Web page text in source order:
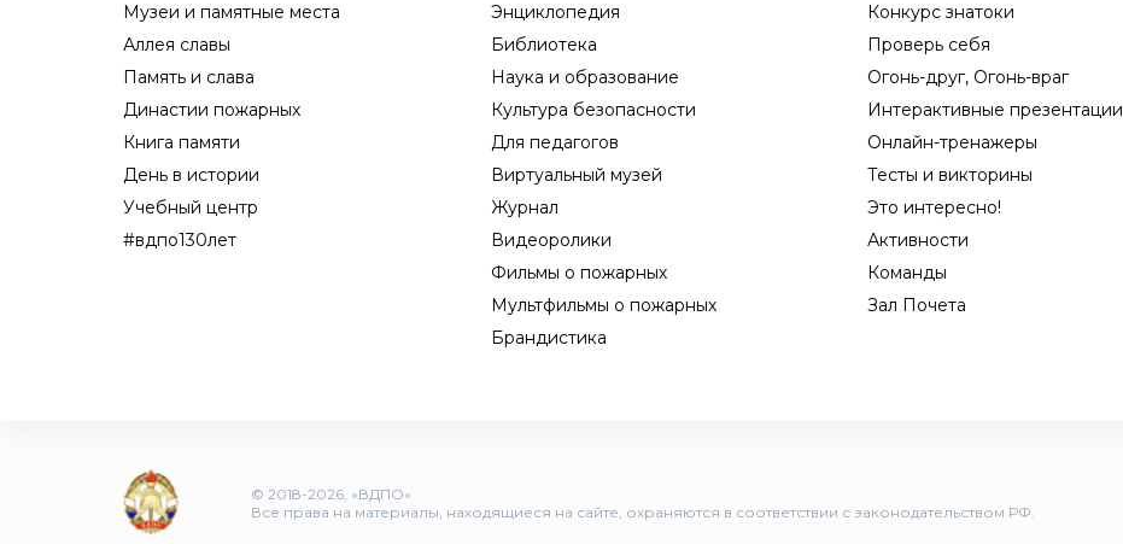
Музеи и памятные места
Аллея славы
Память и слава
Династии пожарных
Книга памяти
День в истории
Учебный центр
#вдпо130лет
Энциклопедия
Библиотека
Наука и образование
Культура безопасности
Для педагогов
Виртуальный музей
Журнал
Видеоролики
Фильмы о пожарных
Мультфильмы о пожарных
Брандистика
Конкурс знатоки
Проверь себя
Огонь-друг, Огонь-враг
Интерактивные презентации
Онлайн-тренажеры
Тесты и викторины
Это интересно!
Активности
Команды
Зал Почета
© 2018-2026, «ВДПО»
Все права на материалы, находящиеся на сайте, охраняются в соответствии с законодательством РФ.